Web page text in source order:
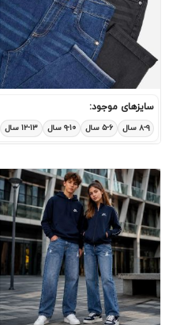
سایزهای موجود:
۸-۹ سال ۵-۶ سال ۹-۱۰ سال ۱۲-۱۳ سال